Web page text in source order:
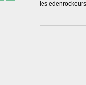
les